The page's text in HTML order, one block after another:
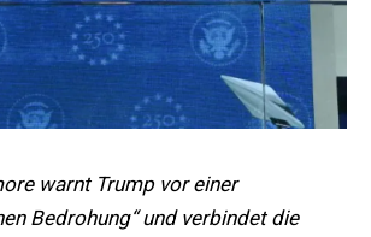
warnt Trump vor einer
Bedrohung“ und verbindet die